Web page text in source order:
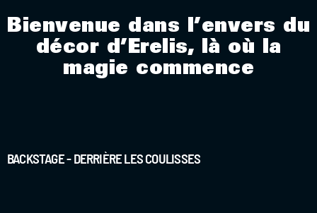
Bienvenue dans l’envers du
décor d’Erelis, là où la
magie commence
BACKSTAGE - DERRIÈRE LES COULISSES